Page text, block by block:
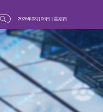
2026年08月06日 | 星期四